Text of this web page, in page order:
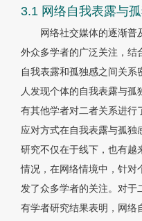
3.1 网络自我表露与
网络社交媒体的逐渐普
外众多学者的广泛关注，结
自我表露和孤独感之间关
人发现个体的自我表露与
有其他学者对二者关系进行
应对方式在自我表露与孤独
研究不仅在于线下，也有越
情况，在网络情境中，针对
发了众多学者的关注。对于
有学者研究结果表明，网络